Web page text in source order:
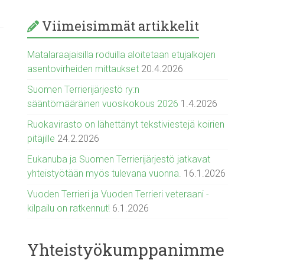
Viimeisimmät artikkelit
Matalaraajaisilla roduilla aloitetaan etujalkojen
asentovirheiden mittaukset 20.4.2026
Suomen Terrierijärjestö ry:n
sääntömääräinen vuosikokous 2026 1.4.2026
Ruokavirasto on lähettänyt tekstiviestejä koirien
pitäjille 24.2.2026
Eukanuba ja Suomen Terrierijärjestö jatkavat
yhteistyötään myös tulevana vuonna. 16.1.2026
Vuoden Terrieri ja Vuoden Terrieri veteraani -
kilpailu on ratkennut! 6.1.2026
Yhteistyökumppanimme